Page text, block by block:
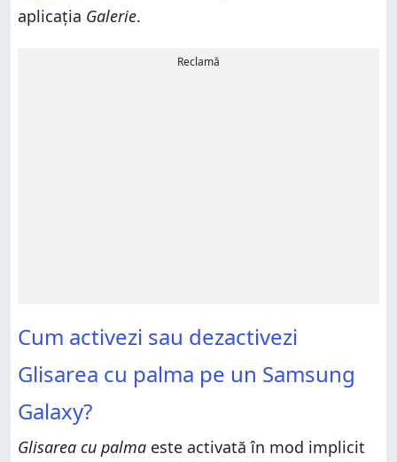
aplicația Galerie.
Reclamă
Cum activezi sau dezactivezi
Glisarea cu palma pe un Samsung
Galaxy?
Glisarea cu palma este activată în mod implicit